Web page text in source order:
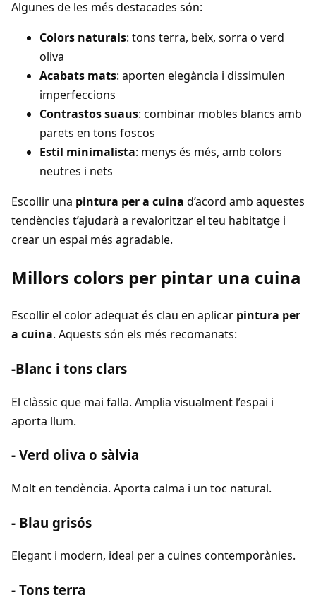
Algunes de les més destacades són:
Colors naturals: tons terra, beix, sorra o verd
oliva
Acabats mats: aporten elegància i dissimulen
imperfeccions
Contrastos suaus: combinar mobles blancs amb
parets en tons foscos
Estil minimalista: menys és més, amb colors
neutres i nets
Escollir una pintura per a cuina d’acord amb aquestes
tendències t’ajudarà a revaloritzar el teu habitatge i
crear un espai més agradable.
Millors colors per pintar una cuina
Escollir el color adequat és clau en aplicar pintura per
a cuina. Aquests són els més recomanats:
-Blanc i tons clars
El clàssic que mai falla. Amplia visualment l’espai i
aporta llum.
- Verd oliva o sàlvia
Molt en tendència. Aporta calma i un toc natural.
- Blau grisós
Elegant i modern, ideal per a cuines contemporànies.
- Tons terra